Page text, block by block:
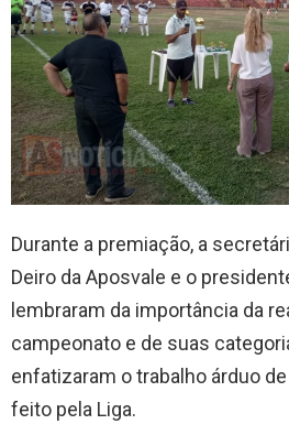
Durante a premiação, a
Deiro da Aposvale e o
lembraram da importância da
campeonato e de suas
enfatizaram o trabalho árduo
feito pela Liga.